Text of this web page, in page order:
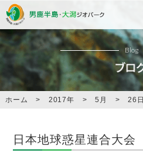
Blog
ホーム > 2017年 > 5月 > 26日
日本地球惑星連合大会